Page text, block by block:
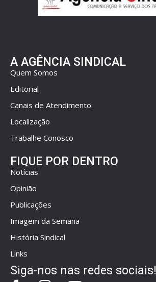
A AGÊNCIA SINDICAL
Quem Somos
Editorial
Canais de Atendimento
Localização
Trabalhe Conosco
FIQUE POR DENTRO
Notícias
Opinião
Publicações
Imagem da Semana
História Sindical
Links
Siga-nos nas redes sociais!